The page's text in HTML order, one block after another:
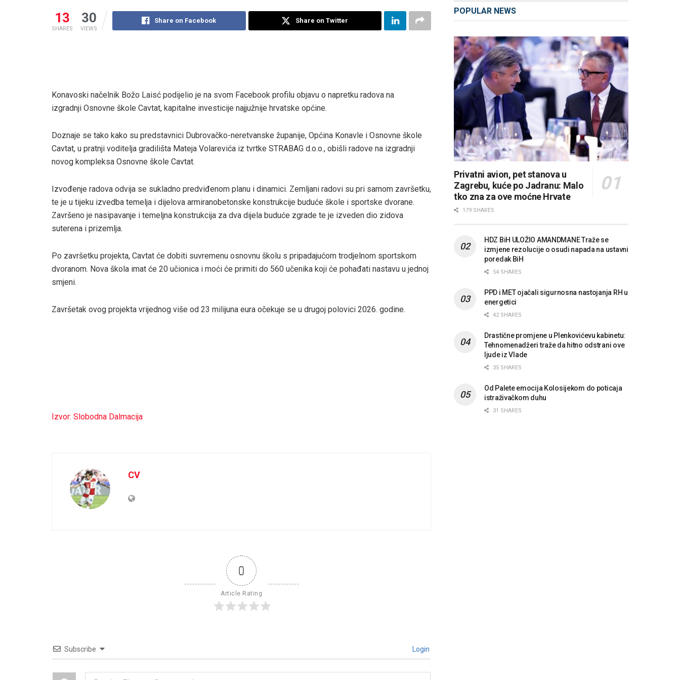
13
SHARES
30
VIEWS
Share on Facebook Share on Twitter
Konavoski načelnik Božo Laisć podijelio je na svom Facebook profilu objavu o napretku radova na
izgradnji Osnovne škole Cavtat, kapitalne investicije najjužnije hrvatske općine.
Doznaje se tako kako su predstavnici Dubrovačko-neretvanske županije, Općina Konavle i Osnovne škole
Cavtat, u pratnji voditelja gradilišta Mateja Volarevića iz tvrtke STRABAG d.o.o., obišli radove na izgradnji
novog kompleksa Osnovne škole Cavtat.
Izvođenje radova odvija se sukladno predviđenom planu i dinamici. Zemljani radovi su pri samom završetku,
te je u tijeku izvedba temelja i dijelova armiranobetonske konstrukcije buduće škole i sportske dvorane.
Završeno je nasipavanje i temeljna konstrukcija za dva dijela buduće zgrade te je izveden dio zidova
suterena i prizemlja.
Po završetku projekta, Cavtat će dobiti suvremenu osnovnu školu s pripadajućom trodjelnom sportskom
dvoranom. Nova škola imat će 20 učionica i moći će primiti do 560 učenika koji će pohađati nastavu u jednoj
smjeni.
Završetak ovog projekta vrijednog više od 23 milijuna eura očekuje se u drugoj polovici 2026. godine.
Izvor: Slobodna Dalmacija
CV
0
Article Rating
Subscribe Login
POPULAR NEWS
Privatni avion, pet stanova u
Zagrebu, kuće po Jadranu: Malo
tko zna za ove moćne Hrvate
179 SHARES
HDZ BiH ULOŽIO AMANDMANE Traže se
izmjene rezolucije o osudi napada na ustavni
poredak BiH
54 SHARES
PPD i MET ojačali sigurnosna nastojanja RH u
energetici
42 SHARES
Drastične promjene u Plenkovićevu kabinetu:
Tehnomenadžeri traže da hitno odstrani ove
ljude iz Vlade
35 SHARES
Od Palete emocija Kolosijekom do poticaja
istraživačkom duhu
31 SHARES